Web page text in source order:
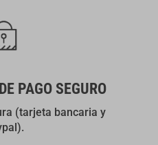
PAGO SEGURO
(tarjeta bancaria y